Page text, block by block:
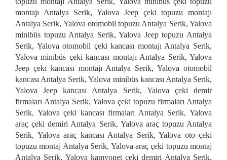
montajı Antalya Serik, Yalova Jeep çeki topuzu montajı
Antalya Serik, Yalova otomobil topuzu Antalya Serik, Yalova
minibüs topuzu Antalya Serik, Yalova Jeep topuzu Antalya
Serik, Yalova otomobil çeki kancası montajı Antalya Serik,
Yalova minibüs çeki kancası montajı Antalya Serik, Yalova
Jeep çeki kancası montajı Antalya Serik, Yalova otomobil
kancası Antalya Serik, Yalova minibüs kancası Antalya Serik,
Yalova Jeep kancası Antalya Serik, Yalova çeki demir
firmaları Antalya Serik, Yalova çeki topuzu firmaları Antalya
Serik, Yalova çeki kancası firmaları Antalya Serik, Yalova
araç çeki demiri Antalya Serik, Yalova araç topuzu Antalya
Serik, Yalova araç kancası Antalya Serik, Yalova oto çeki
topuzu montaj Antalya Serik, Yalova araç çeki topuzu montaj
Antalya Serik, Yalova kamyonet çeki demiri Antalya Serik,